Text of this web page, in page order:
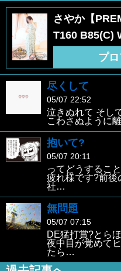
さやか【
T160 B85(C)
プ
尽くして
05/07 22:52
泣きぬれて そし
こわさぬように
抱いて?
05/07 20:11
ってどうするこ
疲れ様です?前後
社…
無問題
05/07 07:15
DE猛打賞?とら
夜中目が覚めて
たら…